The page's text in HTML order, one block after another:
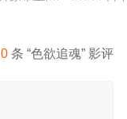
0 条 “色欲追魂” 影评